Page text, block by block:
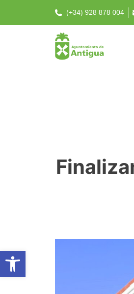
(+34) 928 878 004
Abrir barra de herramientas